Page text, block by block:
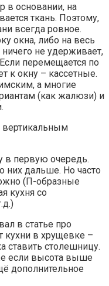
основании, на
ткань. Поэтому,
всегда ровное.
окна, либо на весь
не удерживает,
перемещается по
к окну – кассетные.
а многие
(как жалюзи) и
вертикальным
в первую очередь.
них дальше. Но часто
(П-образные
кухня со
в статье про
кухни в хрущевке –
ставить столешницу.
если высота выше
дополнительное